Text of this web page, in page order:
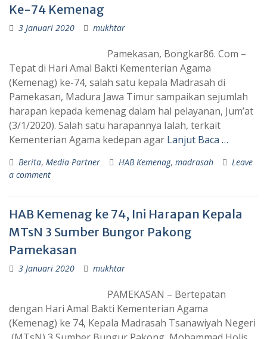
Ke-74 Kemenag
3 Januari 2020 mukhtar
Pamekasan, Bongkar86. Com –
Tepat di Hari Amal Bakti Kementerian Agama
(Kemenag) ke-74, salah satu kepala Madrasah di
Pamekasan, Madura Jawa Timur sampaikan sejumlah
harapan kepada kemenag dalam hal pelayanan, Jum’at
(3/1/2020). Salah satu harapannya Ialah, terkait
Kementerian Agama kedepan agar Lanjut Baca …
Berita, Media Partner HAB Kemenag, madrasah
Leave
a comment
HAB Kemenag ke 74, Ini Harapan Kepala
MTsN 3 Sumber Bungor Pakong
Pamekasan
3 Januari 2020 mukhtar
PAMEKASAN – Bertepatan
dengan Hari Amal Bakti Kementerian Agama
(Kemenag) ke 74, Kepala Madrasah Tsanawiyah Negeri